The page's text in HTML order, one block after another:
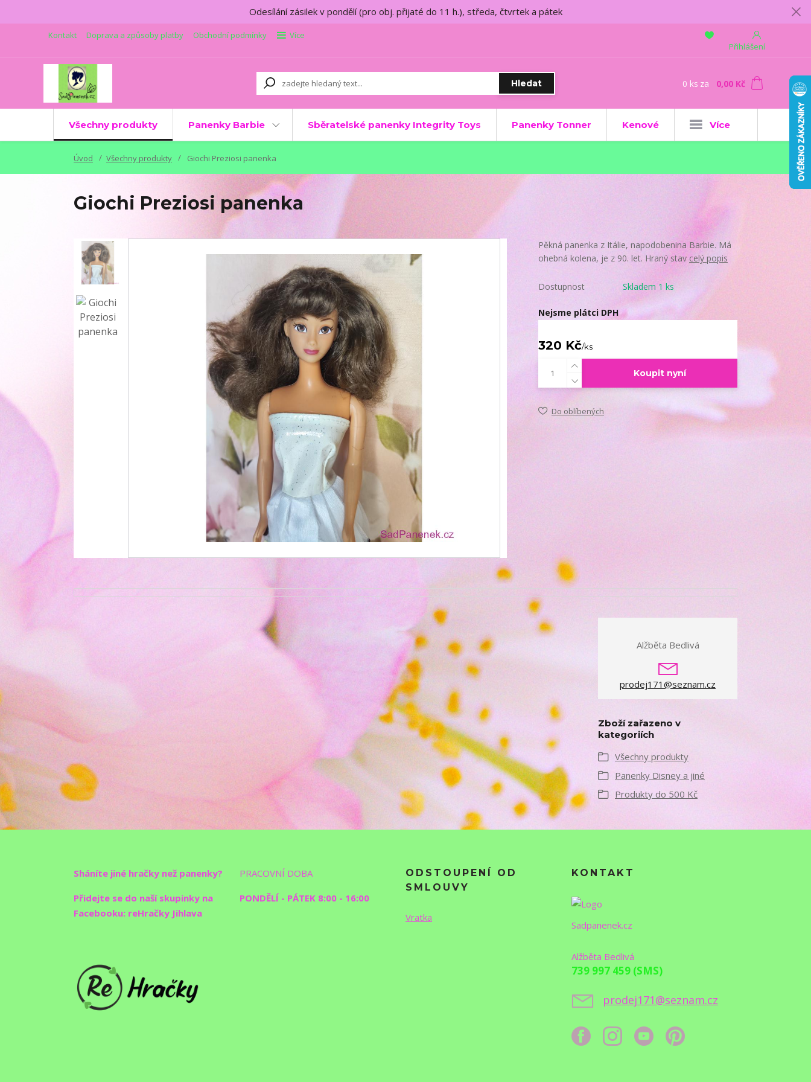
Odesílání zásilek v pondělí (pro obj. přijaté do 11 h.), středa, čtvrtek a pátek
Kontakt Doprava a způsoby platby Obchodní podmínky
Více
Přihlášení
Hledat 0 ks za 0,00 Kč
Všechny produkty Panenky Barbie Sběratelské panenky Integrity Toys Panenky Tonner Kenové Více
Úvod Všechny produkty Giochi Preziosi panenka
Giochi Preziosi panenka
Pěkná panenka z Itálie, napodobenina Barbie. Má
ohebná kolena, je z 90. let. Hraný stav celý popis
Dostupnost Skladem 1 ks
Nejsme plátci DPH
320 Kč/ks
Koupit nyní
Do oblíbených
Alžběta Bedlivá
prodej171@seznam.cz
Zboží zařazeno v
kategoriích
Všechny produkty
Panenky Disney a jiné
Produkty do 500 Kč
Sháníte jiné hračky než panenky?
Přidejte se do naší skupinky na
Facebooku: reHračky Jihlava
PRACOVNÍ DOBA
PONDĚLÍ - PÁTEK 8:00 - 16:00
ODSTOUPENÍ OD
SMLOUVY
Vratka
KONTAKT
Sadpanenek.cz
Alžběta Bedlivá
739 997 459 (SMS)
prodej171@seznam.cz